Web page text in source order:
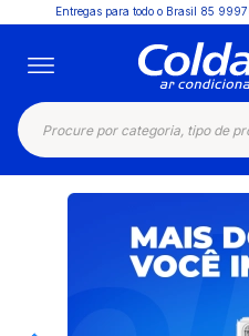
Entregas para todo o Brasil 85